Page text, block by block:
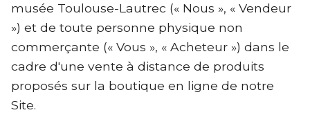
musée Toulouse-Lautrec (« Nous », « Vendeur
») et de toute personne physique non
commerçante (« Vous », « Acheteur ») dans le
cadre d'une vente à distance de produits
proposés sur la boutique en ligne de notre
Site.